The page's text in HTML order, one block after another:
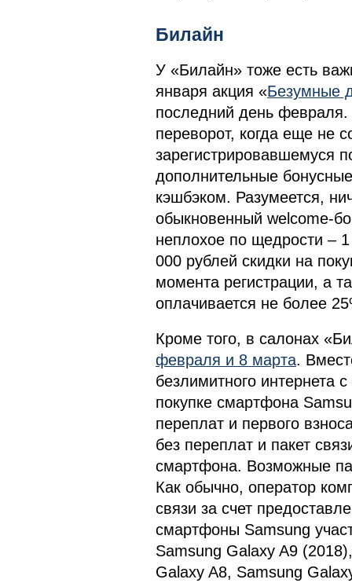
Билайн
У «Билайн» тоже есть
января акция «Безумные
последний день февраля.
переворот, когда еще не
зарегистрировавшемуся
дополнительные
кэшбэком. Разумеется,
обыкновенный welcome-
неплохое по щедрости –
000 рублей скидки на
момента регистрации, а
оплачивается не более
Кроме того, в салонах
февраля и 8 марта.
безлимитного интернета
покупке смартфона
переплат и первого
без переплат и пакет
смартфона. Возможные
Как обычно, оператор
связи за счет
смартфоны Samsung
Samsung Galaxy A9
Galaxy A8, Samsung